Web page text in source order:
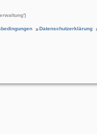
Datenschutzerklärung